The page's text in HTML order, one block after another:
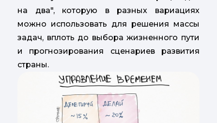
на два", которую в разных вариациях
можно использовать для решения массы
задач, вплоть до выбора жизненного пути
и прогнозирования сценариев развития
страны.